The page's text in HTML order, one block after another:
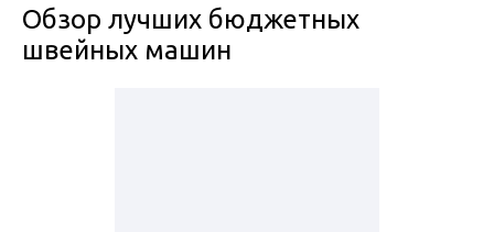
Обзор лучших бюджетных
швейных машин